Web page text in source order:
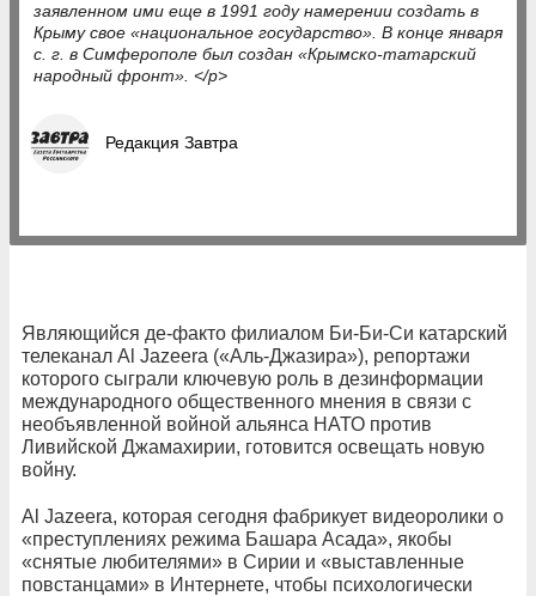
заявленном ими еще в 1991 году намерении создать в
Крыму свое «национальное государство». В конце января
с. г. в Симферополе был создан «Крымско-татарский
народный фронт». </p>
Редакция Завтра
Являющийся де-факто филиалом Би-Би-Си катарский
телеканал Al Jazeera («Аль-Джазира»), репортажи
которого сыграли ключевую роль в дезинформации
международного общественного мнения в связи с
необъявленной войной альянса НАТО против
Ливийской Джамахирии, готовится освещать новую
войну.
Al Jazeera, которая сегодня фабрикует видеоролики о
«преступлениях режима Башара Асада», якобы
«снятые любителями» в Сирии и «выставленные
повстанцами» в Интернете, чтобы психологически